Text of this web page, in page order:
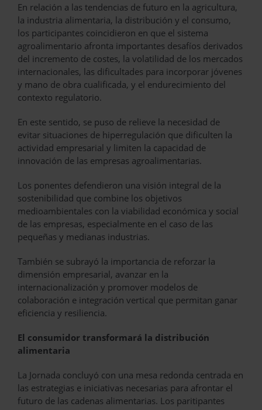
En relación a las tendencias de futuro en la agricultura,
la industria alimentaria, la distribución y el consumo,
los participantes coincidieron en que el sistema
agroalimentario afronta importantes desafíos derivados
del incremento de costes, la volatilidad de los mercados
internacionales, las dificultades para incorporar jóvenes
y mano de obra cualificada, y el endurecimiento del
contexto regulatorio.
En este sentido, se puso de relieve la necesidad de
evitar situaciones de hiperregulación que dificulten la
actividad empresarial y limiten la capacidad de
innovación de las empresas agroalimentarias.
Los ponentes defendieron una visión integral de la
sostenibilidad que combine los objetivos
medioambientales con la viabilidad económica y social
de las empresas, especialmente en el caso de las
pequeñas y medianas industrias.
También se subrayó la importancia de reforzar la
dimensión empresarial, avanzar en la
internacionalización y promover modelos de
colaboración e integración vertical que permitan ganar
eficiencia y resiliencia.
El consumidor transformará la distribución
alimentaria
La Jornada concluyó con una mesa redonda centrada en
las estrategias e iniciativas necesarias para afrontar el
futuro de las cadenas alimentarias. Los paritipantes